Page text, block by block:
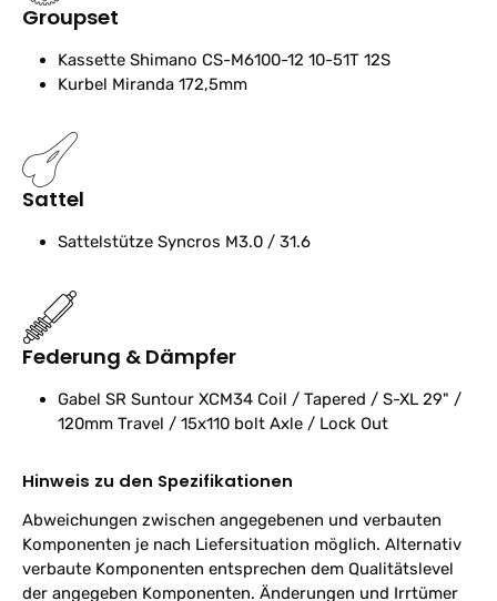
Groupset
Kassette Shimano CS-M6100-12 10-51T 12S
Kurbel Miranda 172,5mm
Sattel
Sattelstütze Syncros M3.0 / 31.6
Federung & Dämpfer
Gabel SR Suntour XCM34 Coil / Tapered / S-XL 29" /
120mm Travel / 15x110 bolt Axle / Lock Out
Hinweis zu den Spezifikationen
Abweichungen zwischen angegebenen und verbauten
Komponenten je nach Liefersituation möglich. Alternativ
verbaute Komponenten entsprechen dem Qualitätslevel
der angegeben Komponenten. Änderungen und Irrtümer